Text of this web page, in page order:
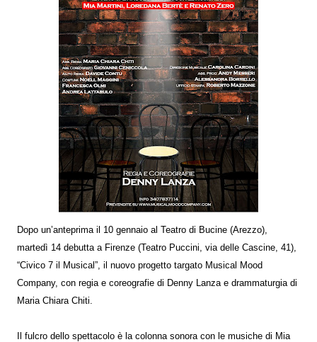
Dopo un’anteprima il 10 gennaio al Teatro di Bucine (Arezzo),
martedì 14 debutta a Firenze (Teatro Puccini, via delle Cascine, 41),
“Civico 7 il Musical”, il nuovo progetto targato Musical Mood
Company, con regia e coreografie di Denny Lanza e drammaturgia di
Maria Chiara Chiti.
Il fulcro dello spettacolo è la colonna sonora con le musiche di Mia